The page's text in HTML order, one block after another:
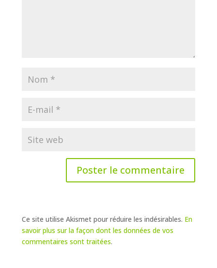
Ce site utilise Akismet pour réduire les indésirables. En
savoir plus sur la façon dont les données de vos
commentaires sont traitées.